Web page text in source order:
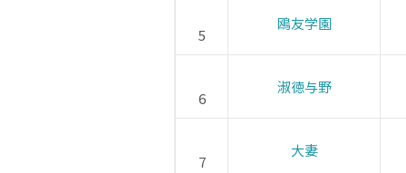
5
鴎友学園
6
淑徳与野
7
大妻